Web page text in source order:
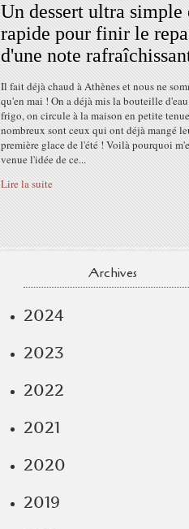
Un dessert ultra simple
rapide pour finir le
d'une note
Il fait déjà chaud à Athènes et nous ne
qu'en mai ! On a déjà mis la bouteille
frigo, on circule à la maison en petite
nombreux sont ceux qui ont déjà mangé
première glace de l'été ! Voilà pourquoi
venue l'idée de ce...
Lire la suite
Archives
2024
2023
2022
2021
2020
2019